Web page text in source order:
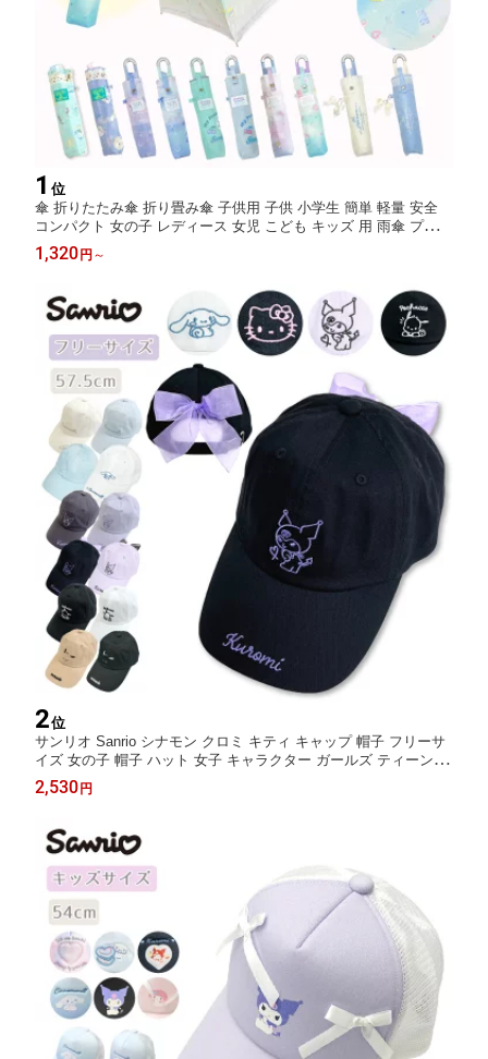
1 位
傘 折りたたみ傘 折り畳み傘 子供用 子供 小学生 簡単 軽量 安全
コンパクト 女の子 レディース 女児 こども キッズ 用 雨傘 プレゼ
ント ギフト 遠足 修学旅行 学校 リボン ガーリー ハムスター 黒
パープル 紫 ミント 水色 傘の日
1,320 円 ～
2位
サンリオ Sanrio シナモン クロミ キティ キャップ 帽子 フリーサ
イズ 女の子 帽子 ハット 女子 キャラクター ガールズ ティーンズ
児童 小学生 中学生 通学 夏 春 ブラック 黒 リボン プレゼント ギ
フト 雑貨 女の子の帽子 リボン
2,530 円